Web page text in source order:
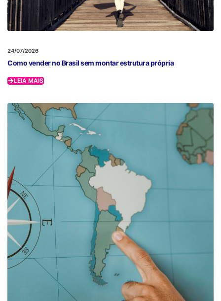
24/07/2026
Como vender no Brasil sem montar estrutura própria
LEIA MAIS